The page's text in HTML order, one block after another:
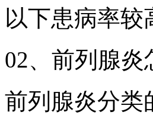
以下患病率较
02、前列腺炎
前列腺炎分类